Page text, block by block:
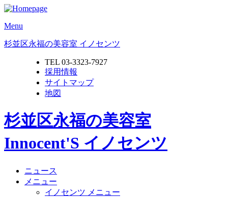
Menu
杉並区永福の美容室 イノセンツ
TEL 03-3323-7927
採用情報
サイトマップ
地図
杉並区永福の美容室
Innocent'S イノセンツ
ニュース
メニュー
イノセンツ メニュー